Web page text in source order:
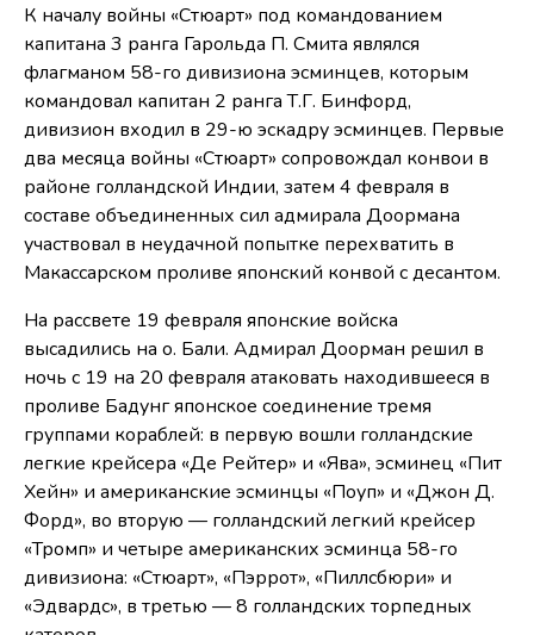
К началу войны «Стюарт» под командованием
капитана 3 ранга Гарольда П. Смита являлся
флагманом 58-го дивизиона эсминцев, которым
командовал капитан 2 ранга Т.Г. Бинфорд,
дивизион входил в 29-ю эскадру эсминцев. Первые
два месяца войны «Стюарт» сопровождал конвои в
районе голландской Индии, затем 4 февраля в
составе объединенных сил адмирала Доормана
участвовал в неудачной попытке перехватить в
Макассарском проливе японский конвой с десантом.
На рассвете 19 февраля японские войска
высадились на о. Бали. Адмирал Доорман решил в
ночь с 19 на 20 февраля атаковать находившееся в
проливе Бадунг японское соединение тремя
группами кораблей: в первую вошли голландские
легкие крейсера «Де Рейтер» и «Ява», эсминец «Пит
Хейн» и американские эсминцы «Поуп» и «Джон Д.
Форд», во вторую — голландский легкий крейсер
«Тромп» и четыре американских эсминца 58-го
дивизиона: «Стюарт», «Пэррот», «Пиллсбюри» и
«Эдвардс», в третью — 8 голландских торпедных